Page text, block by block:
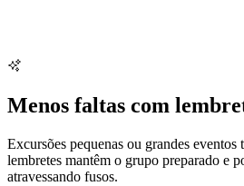
Menos faltas com
Excursões pequenas ou grandes
lembretes mantêm o grupo preparado e
atravessando fusos.